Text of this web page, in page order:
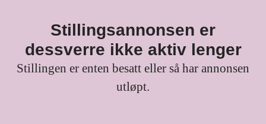
Stillingsannonsen er
dessverre ikke aktiv lenger
Stillingen er enten besatt eller så har annonsen
utløpt.